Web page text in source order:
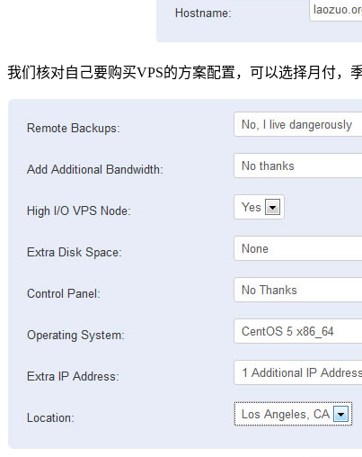
我们核对自己要购买VPS的方案配置，可以选择月付，